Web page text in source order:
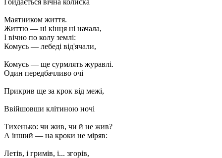
Гойдається вічна колиска
Маятником життя.
Життю — ні кінця ні начала,
І вічно по колу землі:
Комусь — лебеді від'ячали,
Комусь — ще сурмлять журавлі.
Один передбачливо очі
Прикрив ще за крок від межі,
Ввійшовши клітиною ночі
Тихенько: чи жив, чи й не жив?
А інший — на кроки не міряв:
Летів, і гримів, і... згорів,